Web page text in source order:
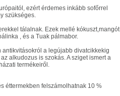
ezért érdemes inkább sofőrrel
szükséges.
tálalnak. Ezek mellé kókuszt,mangót
, és a Tuak pálmabor.
a legújabb divatcikkekig
alkudozus is szokás. A sziget ismert a
termékeiről.
éttermekben felszámolhatnak 10 %